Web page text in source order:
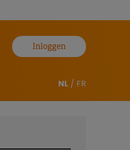
Inloggen
NL / FR